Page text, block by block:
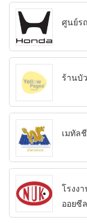
ศูนย์ร
ร้านบั
เมทัล
โรงง
ออยซีล